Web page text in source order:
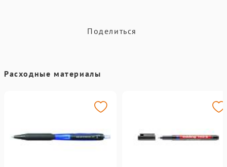
Поделиться
Расходные материалы